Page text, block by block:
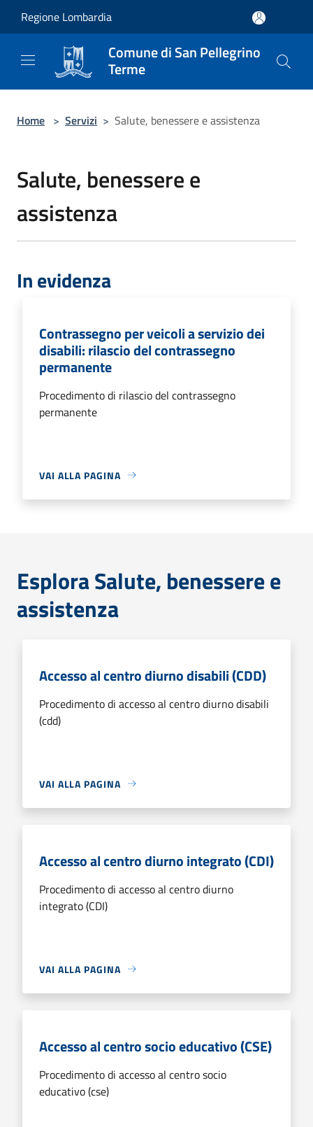
Regione Lombardia
Comune di San Pellegrino
Terme
Home > Servizi > Salute, benessere e assistenza
Salute, benessere e
assistenza
In evidenza
Contrassegno per veicoli a servizio dei
disabili: rilascio del contrassegno
permanente
Procedimento di rilascio del contrassegno
permanente
VAI ALLA PAGINA
Esplora Salute, benessere e
assistenza
Accesso al centro diurno disabili (CDD)
Procedimento di accesso al centro diurno disabili
(cdd)
VAI ALLA PAGINA
Accesso al centro diurno integrato (CDI)
Procedimento di accesso al centro diurno
integrato (CDI)
VAI ALLA PAGINA
Accesso al centro socio educativo (CSE)
Procedimento di accesso al centro socio
educativo (cse)